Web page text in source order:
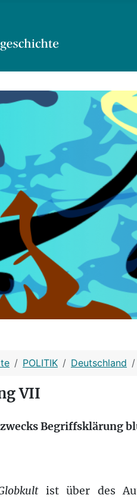
POLITIK Deutschland
VII
Begriffsklärung
ist über des